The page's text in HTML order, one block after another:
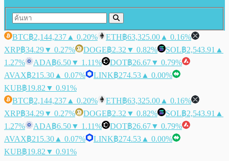
BTC฿2,144,237 ▲ 0.20% ETH฿63,325.00 ▲ 0.16%
XRP฿34.29▼ 0.27% DOGE฿2.32 ▼ 0.82% SOL฿2,543.91 ▲
1.27%
ADA฿6.50▼ 1.11% DOT฿26.67▼ 0.79%
AVAX฿215.30 ▲ 0.07% LINK฿274.53 ▲ 0.00%
KUB฿19.82 ▼ 0.91%
BTC฿2,144,237 ▲ 0.20% ETH฿63,325.00 ▲ 0.16%
XRP฿34.29▼ 0.27% DOGE฿2.32 ▼ 0.82% SOL฿2,543.91 ▲
1.27%
ADA฿6.50▼ 1.11% DOT฿26.67▼ 0.79%
AVAX฿215.30 ▲ 0.07% LINK฿274.53 ▲ 0.00%
KUB฿19.82 ▼ 0.91%